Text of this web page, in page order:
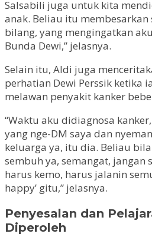
Salsabili juga untuk kita
anak. Beliau itu membesarkan
bilang, yang mengingatkan
Bunda Dewi,” jelasnya.
Selain itu, Aldi juga
perhatian Dewi Perssik ketika
melawan penyakit kanker
“Waktu aku didiagnosa
yang nge-DM saya dan
keluarga ya, itu dia. Beliau
sembuh ya, semangat, jangan
harus kemo, harus jalanin
happy’ gitu,” jelasnya.
Penyesalan dan
Diperoleh